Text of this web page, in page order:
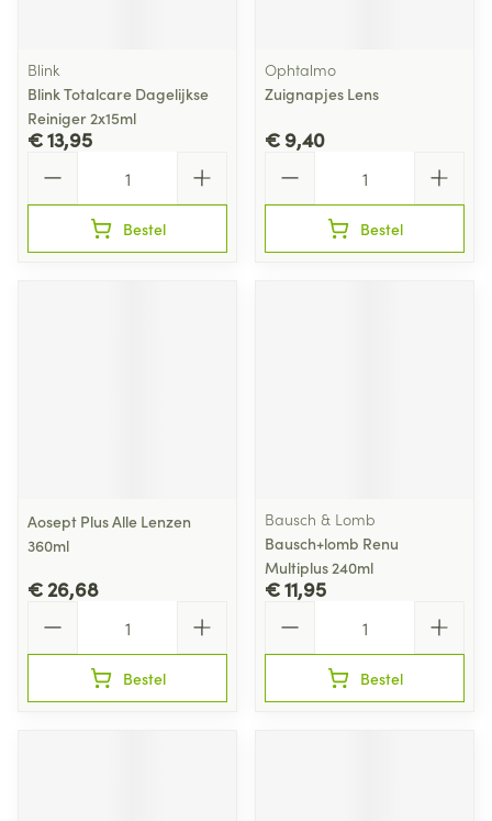
Blink
Blink Totalcare Dagelijkse
Reiniger 2x15ml
€ 13,95
Bestel
Ophtalmo
Zuignapjes Lens
€ 9,40
Bestel
Aosept Plus Alle Lenzen
360ml
€ 26,68
Bestel
Bausch & Lomb
Bausch+lomb Renu
Multiplus 240ml
€ 11,95
Bestel